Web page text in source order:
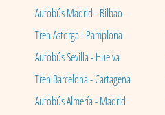
Autobús Madrid - Bilbao
Tren Astorga - Pamplona
Autobús Sevilla - Huelva
Tren Barcelona - Cartagena
Autobús Almería - Madrid